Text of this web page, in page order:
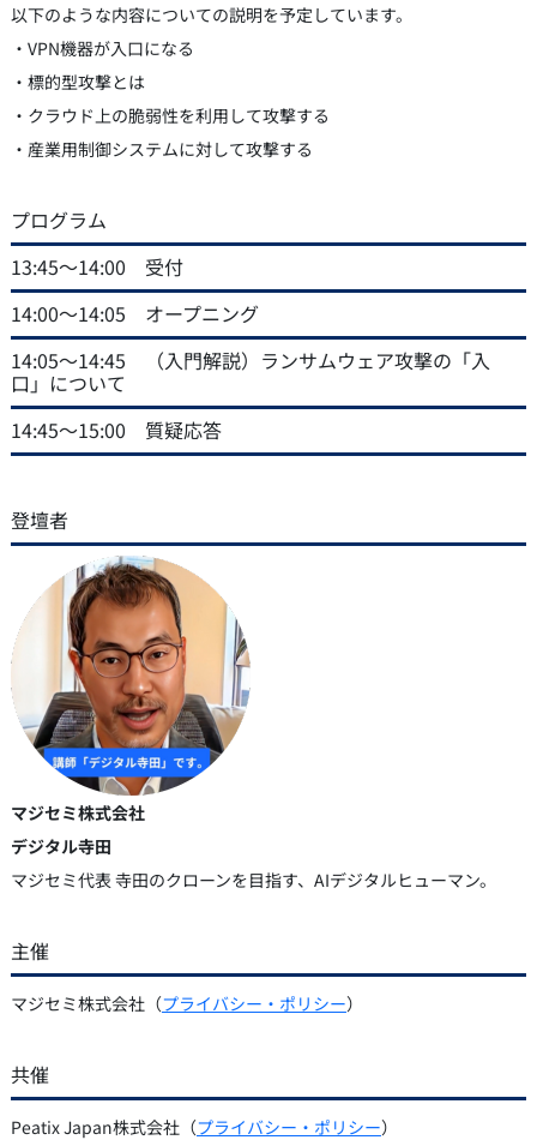
以下のような内容についての説明を予定しています。
・VPN機器が入口になる
・標的型攻撃とは
・クラウド上の脆弱性を利用して攻撃する
・産業用制御システムに対して攻撃する
プログラム
13:45～14:00 受付
14:00～14:05 オープニング
14:05～14:45 （入門解説）ランサムウェア攻撃の「入
口」について
14:45～15:00 質疑応答
登壇者
マジセミ株式会社
デジタル寺田
マジセミ代表 寺田のクローンを目指す、AIデジタルヒューマン。
主催
マジセミ株式会社（プライバシー・ポリシー）
共催
Peatix Japan株式会社（プライバシー・ポリシー）